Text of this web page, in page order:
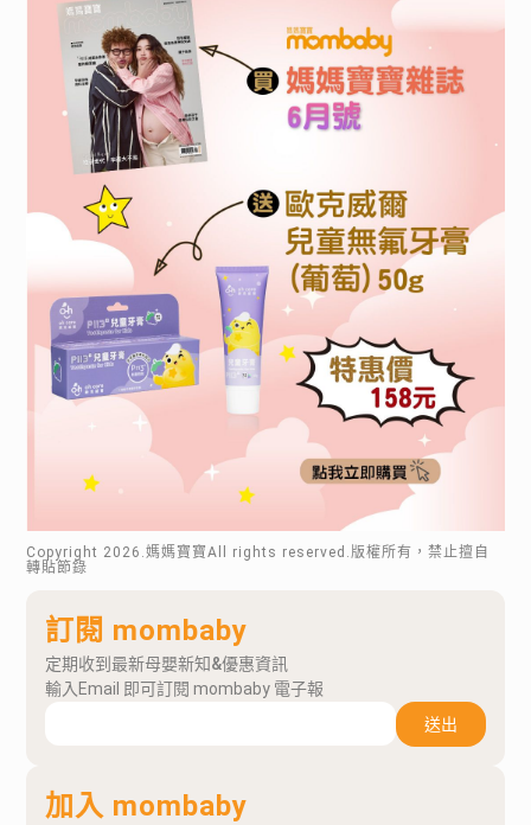
Copyright 2026 .媽媽寶寶All rights reserved.版權所有，禁止擅自
轉貼節錄
訂閱 mombaby
定期收到最新母嬰新知&優惠資訊
輸入Email 即可訂閱 mombaby 電子報
送出
加入 mombaby